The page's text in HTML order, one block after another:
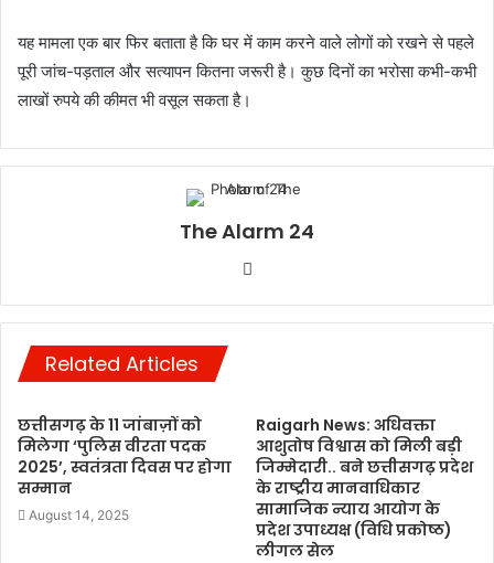
यह मामला एक बार फिर बताता है कि घर में काम करने वाले लोगों को रखने से पहले
पूरी जांच-पड़ताल और सत्यापन कितना जरूरी है। कुछ दिनों का भरोसा कभी-कभी
लाखों रुपये की कीमत भी वसूल सकता है।
The Alarm 24
Website
Related Articles
छत्तीसगढ़ के 11 जांबाज़ों को
मिलेगा ‘पुलिस वीरता पदक
2025’, स्वतंत्रता दिवस पर होगा
सम्मान
August 14, 2025
Raigarh News: अधिवक्ता
आशुतोष विश्वास को मिली बड़ी
जिम्मेदारी.. बने छत्तीसगढ़ प्रदेश
के राष्ट्रीय मानवाधिकार
सामाजिक न्याय आयोग के
प्रदेश उपाध्यक्ष (विधि प्रकोष्ठ)
लीगल सेल